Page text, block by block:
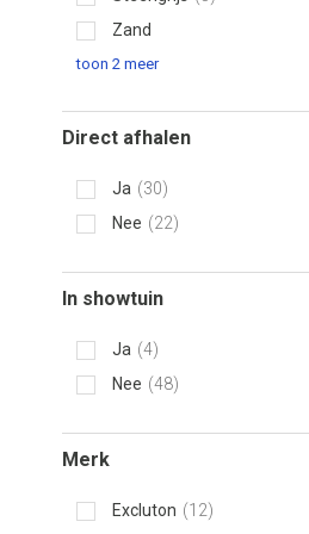
Zand
toon 2 meer
Direct afhalen
Ja
30
Nee
22
In showtuin
Ja
4
Nee
48
Merk
Excluton
12